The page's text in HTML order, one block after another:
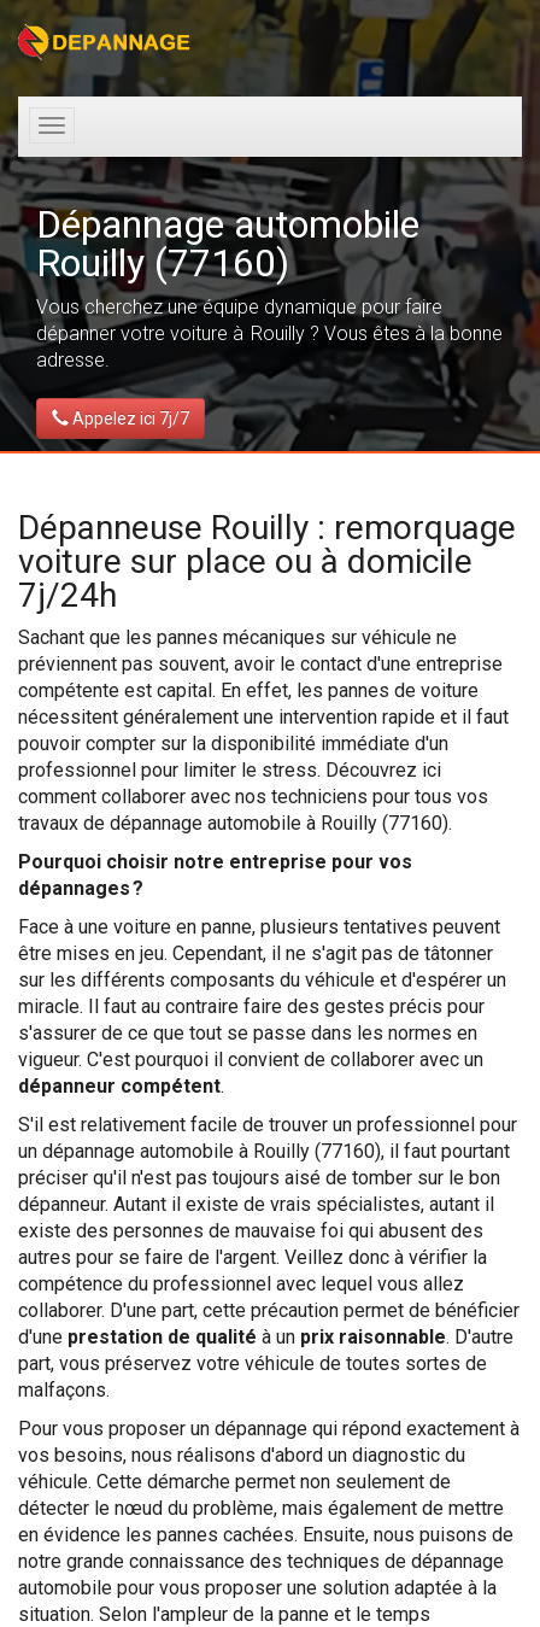
Toggle
navigation
Dépannage automobile
Rouilly (77160)
Vous cherchez une équipe dynamique pour faire
dépanner votre voiture à Rouilly ? Vous êtes à la bonne
adresse.
Appelez ici 7j/7
Dépanneuse Rouilly : remorquage
voiture sur place ou à domicile
7j/24h
Sachant que les pannes mécaniques sur véhicule ne
préviennent pas souvent, avoir le contact d'une entreprise
compétente est capital. En effet, les pannes de voiture
nécessitent généralement une intervention rapide et il faut
pouvoir compter sur la disponibilité immédiate d'un
professionnel pour limiter le stress. Découvrez ici
comment collaborer avec nos techniciens pour tous vos
travaux de dépannage automobile à Rouilly (77160).
Pourquoi choisir notre entreprise pour vos
dépannages ?
Face à une voiture en panne, plusieurs tentatives peuvent
être mises en jeu. Cependant, il ne s'agit pas de tâtonner
sur les différents composants du véhicule et d'espérer un
miracle. Il faut au contraire faire des gestes précis pour
s'assurer de ce que tout se passe dans les normes en
vigueur. C'est pourquoi il convient de collaborer avec un
dépanneur compétent.
S'il est relativement facile de trouver un professionnel pour
un dépannage automobile à Rouilly (77160), il faut pourtant
préciser qu'il n'est pas toujours aisé de tomber sur le bon
dépanneur. Autant il existe de vrais spécialistes, autant il
existe des personnes de mauvaise foi qui abusent des
autres pour se faire de l'argent. Veillez donc à vérifier la
compétence du professionnel avec lequel vous allez
collaborer. D'une part, cette précaution permet de bénéficier
d'une prestation de qualité à un prix raisonnable. D'autre
part, vous préservez votre véhicule de toutes sortes de
malfaçons.
Pour vous proposer un dépannage qui répond exactement à
vos besoins, nous réalisons d'abord un diagnostic du
véhicule. Cette démarche permet non seulement de
détecter le nœud du problème, mais également de mettre
en évidence les pannes cachées. Ensuite, nous puisons de
notre grande connaissance des techniques de dépannage
automobile pour vous proposer une solution adaptée à la
situation. Selon l'ampleur de la panne et le temps